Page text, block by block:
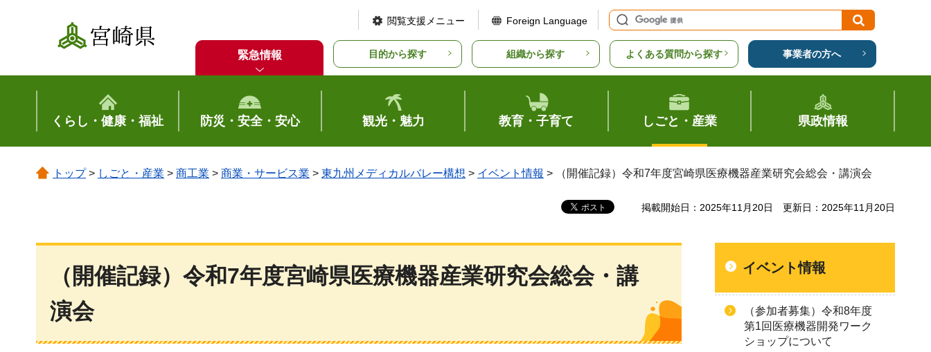
宮崎県
閲覧支援メニュー Foreign Language
緊急情報 目的から探す 組織から探す よくある質問から探す 事業者の方へ
くらし・健康・福祉 防災・安全・安心 観光・魅力 教育・子育て しごと・産業 県政情報
トップ> しごと・産業 > 商工業 > 商業・サービス業 > 東九州メディカルバレー構想 > イベント情報 > （開催記録）令和7年度宮崎県医療機器産業研究会総会・講演会
掲載開始日：2025年11月20日 更新日：2025年11月20日
（開催記録）令和7年度宮崎県医療機器産業研究会総会・講
演会
イベント情報
（参加者募集）令和8年度
第1回医療機器開発ワーク
ショップについて